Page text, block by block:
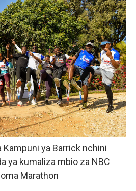
YA MKOPO NAFUU WA
na Rais wa Benki ya Biashara
kusafirisha wanafunzi 85 kwenda
Kampuni ya Barrick nchini
ya kumaliza mbio za NBC
Marathon